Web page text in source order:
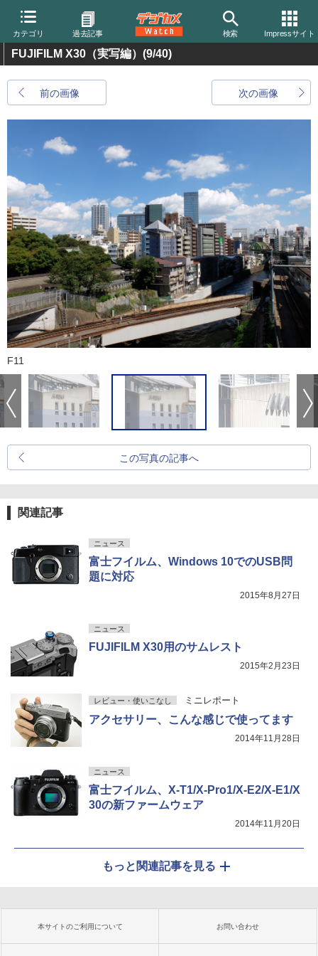
カテゴリ 過去記事 検索 Impressサイト
FUJIFILM X30（実写編） (9/40)
前の画像 次の画像
F11
この写真の記事へ
関連記事
ニュース
富士フイルム、Windows 10でのUSB問
題に対応
2015年8月27日
ニュース
FUJIFILM X30用のサムレスト
2015年2月23日
レビュー・使いこなし ミニレポート
アクセサリー、こんな感じで使ってます
2014年11月28日
ニュース
富士フイルム、X-T1/X-Pro1/X-E2/X-E1/X
30の新ファームウェア
2014年11月20日
もっと関連記事を見る
本サイトのご利用について お問い合わせ